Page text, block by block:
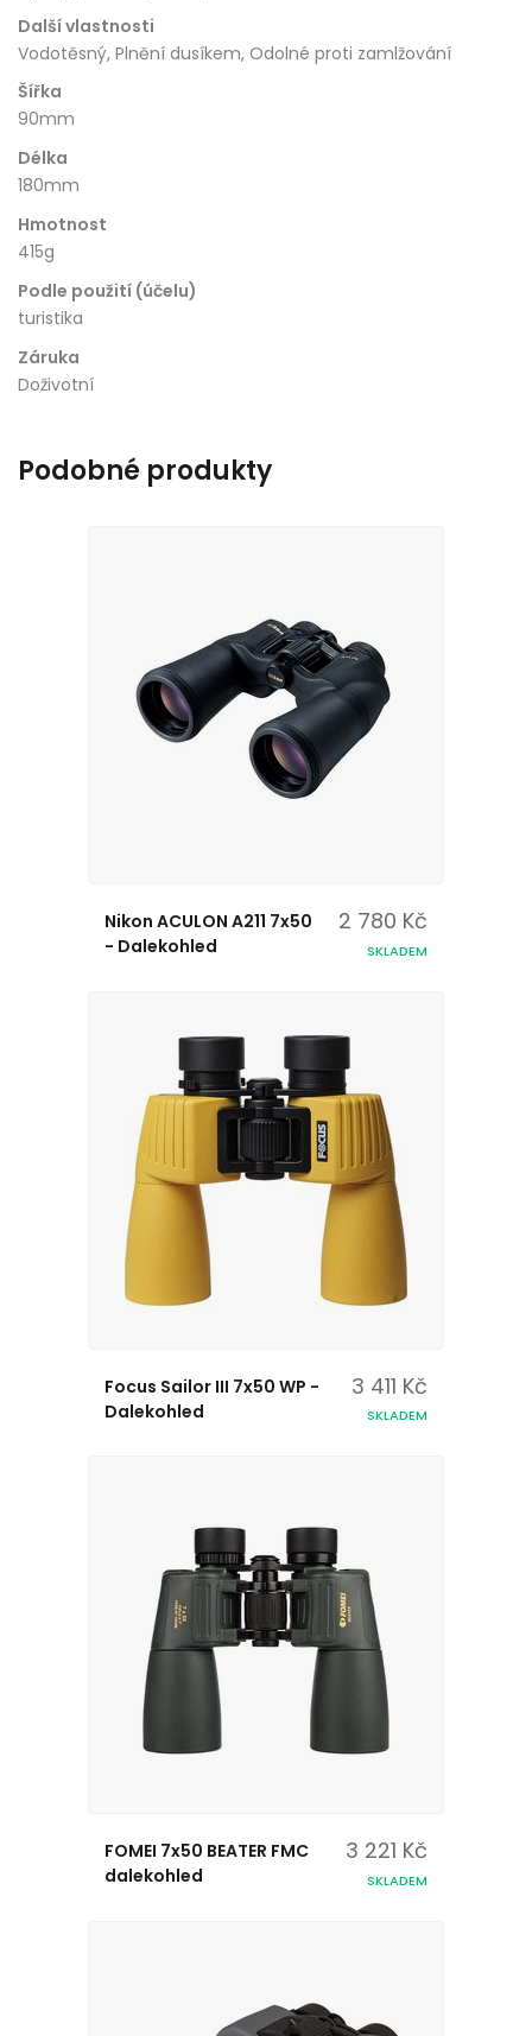
Další vlastnosti
Vodotěsný, Plnění dusíkem, Odolné proti zamlžování
Šířka
90mm
Délka
180mm
Hmotnost
415g
Podle použití (účelu)
turistika
Záruka
Doživotní
Podobné produkty
Nikon ACULON A211 7x50
- Dalekohled
2 780 Kč
SKLADEM
Focus Sailor III 7x50 WP -
Dalekohled
3 411 Kč
SKLADEM
FOMEI 7x50 BEATER FMC
dalekohled
3 221 Kč
SKLADEM